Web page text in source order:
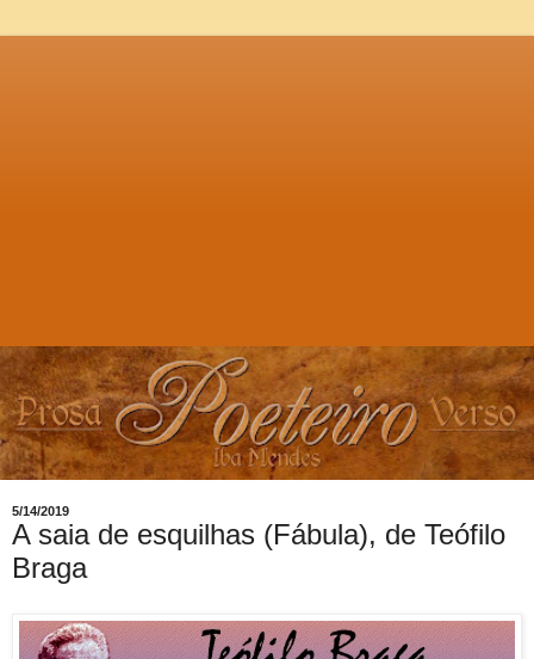
5/14/2019
A saia de esquilhas (Fábula), de Teófilo
Braga